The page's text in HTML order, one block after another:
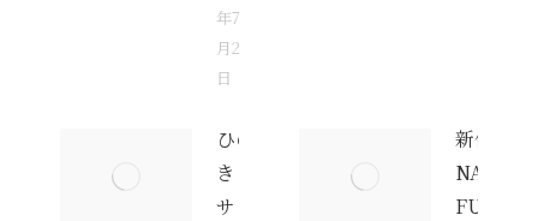
年7
月28
日
ひの
き
サッ
新作の